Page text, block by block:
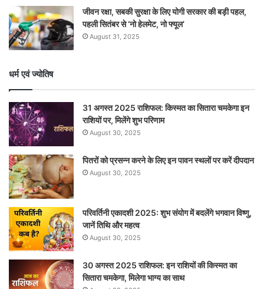
जीवन रक्षा, सबकी सुरक्षा के लिए योगी सरकार की बड़ी पहल,
पहली सितंबर से ‘नो हेलमेट, नो फ्यूल’
August 31, 2025
धर्म एवं ज्योतिष
31 अगस्त 2025 राशिफल: किस्मत का सितारा चमकेगा इन
राशियों पर, मिलेंगे शुभ परिणाम
August 30, 2025
पितरों को प्रसन्न करने के लिए इन पावन स्थलों पर करें दीपदान
August 30, 2025
परिवर्तिनी एकादशी 2025: शुभ संयोग में बदलेंगे भगवान विष्णु,
जानें तिथि और महत्व
August 30, 2025
30 अगस्त 2025 राशिफल: इन राशियों की किस्मत का
सितारा चमकेगा, मिलेगा भाग्य का साथ